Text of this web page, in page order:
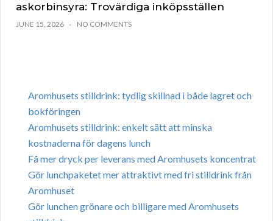
askorbinsyra: Trovärdiga inköpsställen
JUNE 15, 2026 NO COMMENTS
Aromhusets stilldrink: tydlig skillnad i både lagret och
bokföringen
Aromhusets stilldrink: enkelt sätt att minska
kostnaderna för dagens lunch
Få mer dryck per leverans med Aromhusets koncentrat
Gör lunchpaketet mer attraktivt med fri stilldrink från
Aromhuset
Gör lunchen grönare och billigare med Aromhusets